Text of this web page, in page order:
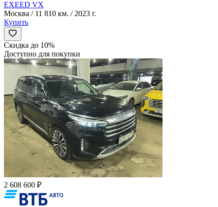
EXEED VX
Москва / 11 810 км. / 2023 г.
Купить
Скидка до 10%
Доступно для покупки
2 608 600 ₽